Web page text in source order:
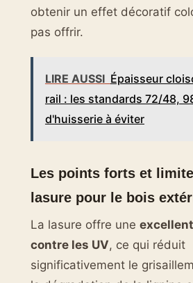
obtenir un effet décoratif
pas offrir.
LIRE AUSSI Épaisseur
rail : les standards 72/48,
d'huisserie à éviter
Les points forts et
lasure pour le bois
La lasure offre une
contre les UV, ce qui réduit
significativement le